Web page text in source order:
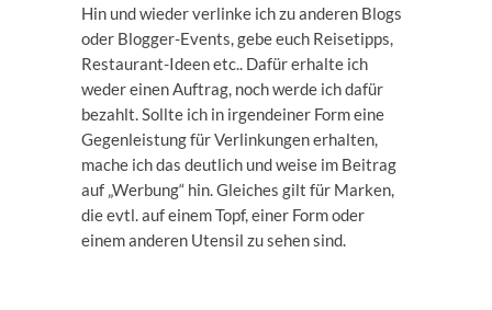
Hin und wieder verlinke ich zu anderen Blogs
oder Blogger-Events, gebe euch Reisetipps,
Restaurant-Ideen etc.. Dafür erhalte ich
weder einen Auftrag, noch werde ich dafür
bezahlt. Sollte ich in irgendeiner Form eine
Gegenleistung für Verlinkungen erhalten,
mache ich das deutlich und weise im Beitrag
auf „Werbung“ hin. Gleiches gilt für Marken,
die evtl. auf einem Topf, einer Form oder
einem anderen Utensil zu sehen sind.